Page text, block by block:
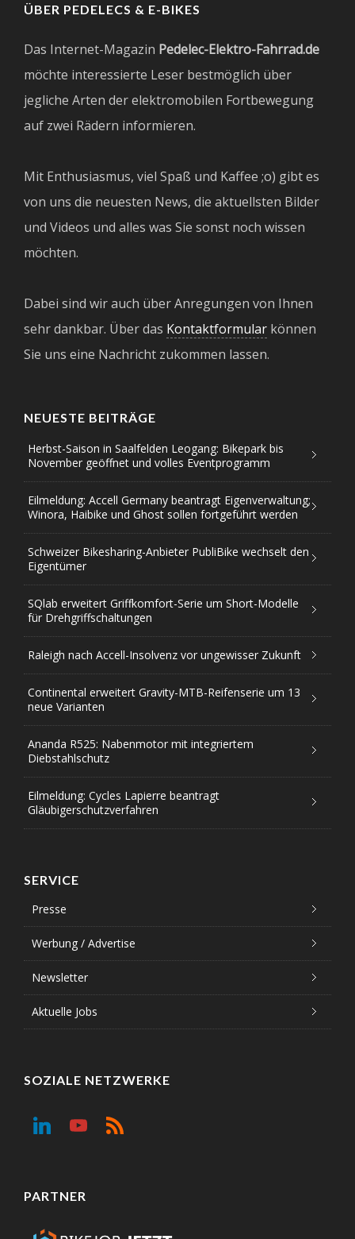
ÜBER PEDELECS & E-BIKES
Das Internet-Magazin Pedelec-Elektro-Fahrrad.de
möchte interessierte Leser bestmöglich über
jegliche Arten der elektromobilen Fortbewegung
auf zwei Rädern informieren.
Mit Enthusiasmus, viel Spaß und Kaffee ;o) gibt es
von uns die neuesten News, die aktuellsten Bilder
und Videos und alles was Sie sonst noch wissen
möchten.
Dabei sind wir auch über Anregungen von Ihnen
sehr dankbar. Über das Kontaktformular können
Sie uns eine Nachricht zukommen lassen.
NEUESTE BEITRÄGE
Herbst-Saison in Saalfelden Leogang: Bikepark bis
November geöffnet und volles Eventprogramm
Eilmeldung: Accell Germany beantragt Eigenverwaltung;
Winora, Haibike und Ghost sollen fortgeführt werden
Schweizer Bikesharing-Anbieter PubliBike wechselt den
Eigentümer
SQlab erweitert Griffkomfort-Serie um Short-Modelle
für Drehgriffschaltungen
Raleigh nach Accell-Insolvenz vor ungewisser Zukunft
Continental erweitert Gravity-MTB-Reifenserie um 13
neue Varianten
Ananda R525: Nabenmotor mit integriertem
Diebstahlschutz
Eilmeldung: Cycles Lapierre beantragt
Gläubigerschutzverfahren
SERVICE
Presse
Werbung / Advertise
Newsletter
Aktuelle Jobs
SOZIALE NETZWERKE
PARTNER